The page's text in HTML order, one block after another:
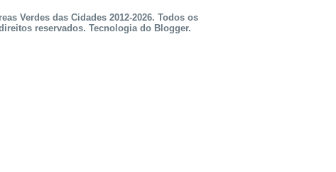
Verdes das Cidades 2012-2026. Todos os
reservados. Tecnologia do Blogger.